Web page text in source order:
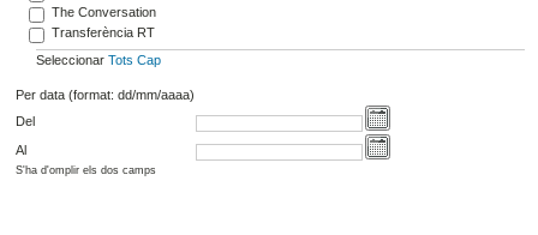
The Conversation
Transferència RT
Seleccionar Tots Cap
Per data (format: dd/mm/aaaa)
Del
Al
S'ha d'omplir els dos camps